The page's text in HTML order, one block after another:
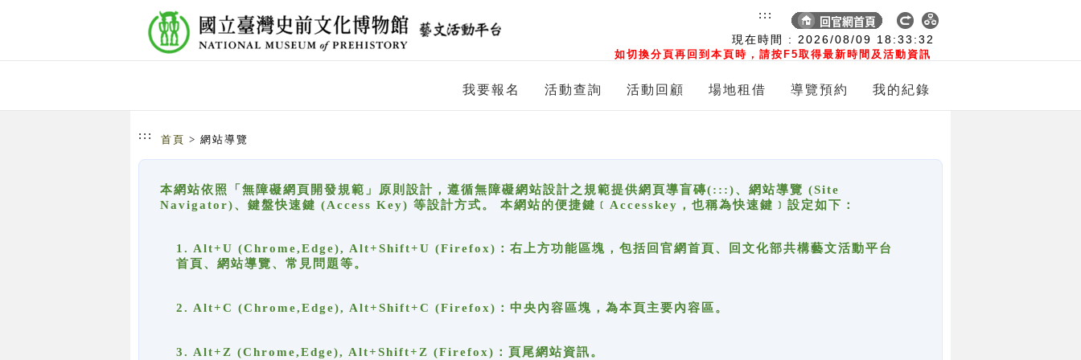
現在時間 : 2026/08/09 18:33:32
如切換分頁再回到本頁時，請按F5取得最新時間及活動資訊
:::
我要報名 活動查詢 活動回顧 場地租借 導覽預約 我的紀錄
::: 首頁 > 網站導覽
本網站依照「無障礙網頁開發規範」原則設計，遵循無障礙網站設計之規範提供網頁導盲磚(:::)、網站導覽 (Site
Navigator)、鍵盤快速鍵 (Access Key) 等設計方式。 本網站的便捷鍵﹝Accesskey，也稱為快速鍵﹞設定如下：
1. Alt+U (Chrome,Edge), Alt+Shift+U (Firefox)：右上方功能區塊，包括回官網首頁、回文化部共構藝文活動平台
首頁、網站導覽、常見問題等。
2. Alt+C (Chrome,Edge), Alt+Shift+C (Firefox)：中央內容區塊，為本頁主要內容區。
3. Alt+Z (Chrome,Edge), Alt+Shift+Z (Firefox)：頁尾網站資訊。